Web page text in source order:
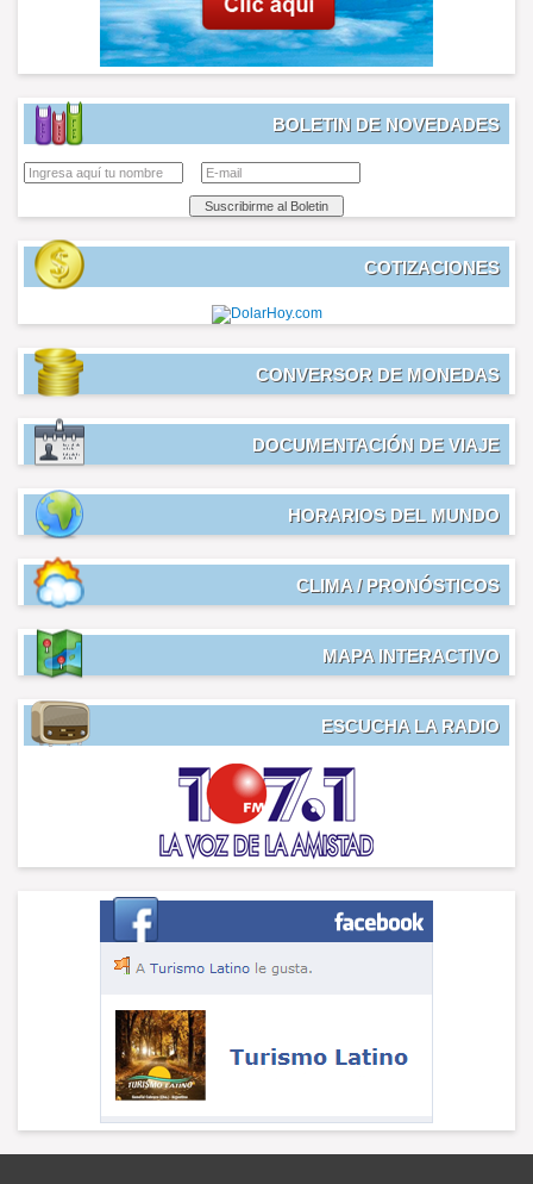
BOLETIN DE NOVEDADES
COTIZACIONES
CONVERSOR DE MONEDAS
DOCUMENTACIÓN DE VIAJE
HORARIOS DEL MUNDO
CLIMA / PRONÓSTICOS
MAPA INTERACTIVO
ESCUCHA LA RADIO